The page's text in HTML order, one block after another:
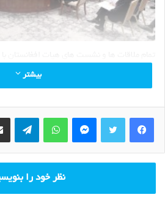
حاشیه‌ي نشست سمرقند صورت گرفته است.
در تالار نشست از پرچم افغانستان و حتا پرچم
میز ملاقات وجود داشت.
تنها در قسمتی از نشست امیرخان متقی داخل
و به گونه‌ي مخفی عکس‌برداری شده اند.
بیشتر
Messenger
WhatsApp
نظر خود را